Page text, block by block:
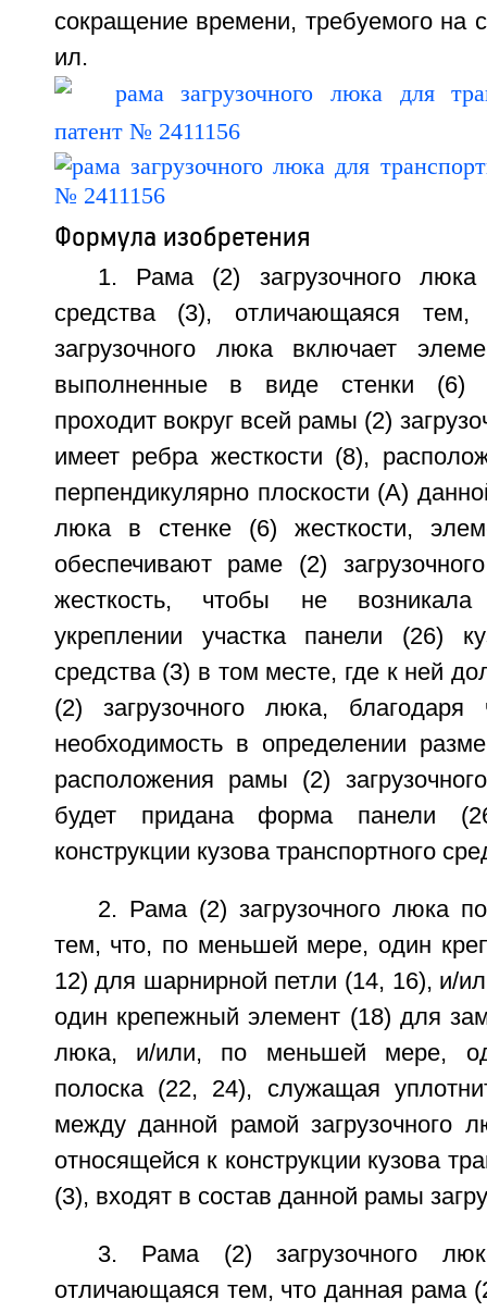
сокращение времени, требуемого на
ил.
Формула изобретения
1. Рама (2) загрузочного люка
средства (3), отличающаяся
загрузочного люка включает
выполненные в виде стенки (6)
проходит вокруг всей рамы (2)
имеет ребра жесткости (8),
перпендикулярно плоскости (А)
люка в стенке (6) жесткости,
обеспечивают раме (2)
жесткость, чтобы не
укреплении участка панели (26)
средства (3) в том месте, где к ней
(2) загрузочного люка,
необходимость в определении
расположения рамы (2)
будет придана форма панели
конструкции кузова транспортного
2. Рама (2) загрузочного люка
тем, что, по меньшей мере, один
12) для шарнирной петли (14, 16), и/
один крепежный элемент (18) для
люка, и/или, по меньшей мере,
полоска (22, 24), служащая
между данной рамой загрузочного
относящейся к конструкции кузова
(3), входят в состав данной рамы
3. Рама (2) загрузочного
отличающаяся тем, что данная рама